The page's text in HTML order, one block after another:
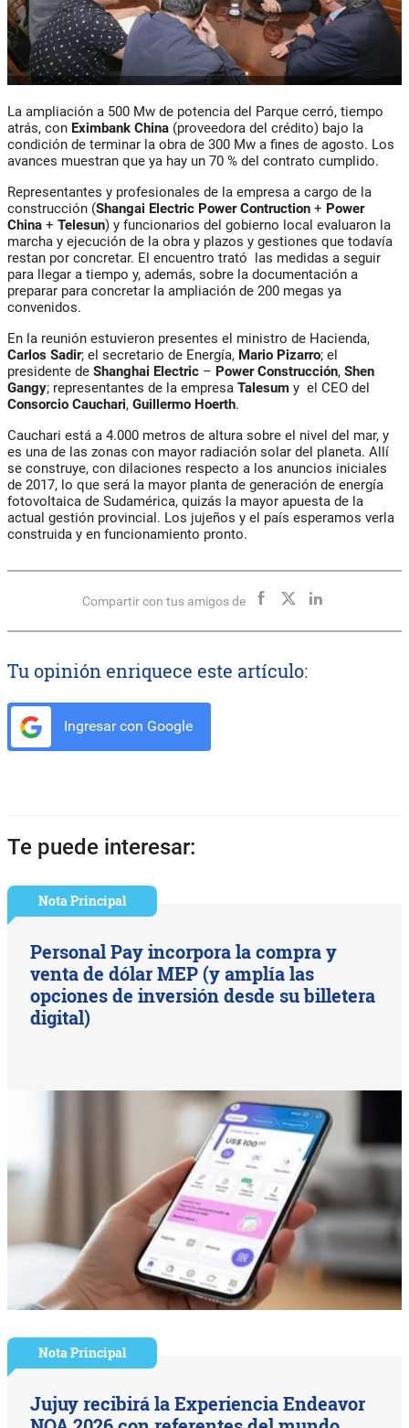
La ampliación a 500 Mw de potencia del Parque cerró, tiempo
atrás, con Eximbank China (proveedora del crédito) bajo la
condición de terminar la obra de 300 Mw a fines de agosto. Los
avances muestran que ya hay un 70 % del contrato cumplido.
Representantes y profesionales de la empresa a cargo de la
construcción (Shangai Electric Power Contruction + Power
China + Telesun) y funcionarios del gobierno local evaluaron la
marcha y ejecución de la obra y plazos y gestiones que todavía
restan por concretar. El encuentro trató las medidas a seguir
para llegar a tiempo y, además, sobre la documentación a
preparar para concretar la ampliación de 200 megas ya
convenidos.
En la reunión estuvieron presentes el ministro de Hacienda,
Carlos Sadir; el secretario de Energía, Mario Pizarro; el
presidente de Shanghai Electric – Power Construcción, Shen
Gangy; representantes de la empresa Talesum y el CEO del
Consorcio Cauchari, Guillermo Hoerth.
Cauchari está a 4.000 metros de altura sobre el nivel del mar, y
es una de las zonas con mayor radiación solar del planeta. Allí
se construye, con dilaciones respecto a los anuncios iniciales
de 2017, lo que será la mayor planta de generación de energía
fotovoltaica de Sudamérica, quizás la mayor apuesta de la
actual gestión provincial. Los jujeños y el país esperamos verla
construida y en funcionamiento pronto.
Compartir con tus amigos de
Tu opinión enriquece este artículo:
Ingresar con Google
Te puede interesar:
Nota Principal
Personal Pay incorpora la compra y
venta de dólar MEP (y amplía las
opciones de inversión desde su billetera
digital)
Nota Principal
Jujuy recibirá la Experiencia Endeavor